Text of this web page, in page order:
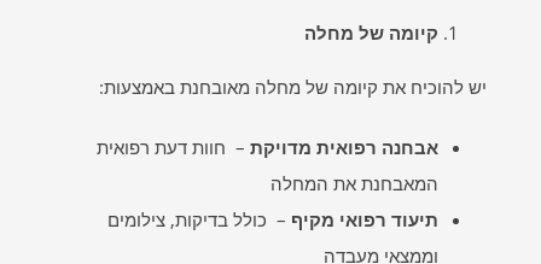
קיומה של מחלה
יש להוכיח את קיומה של מחלה מאובחנת באמצעות:
אבחנה רפואית מדויקת – חוות דעת רפואית
המאבחנת את המחלה
תיעוד רפואי מקיף – כולל בדיקות, צילומים
וממצאי מעבדה